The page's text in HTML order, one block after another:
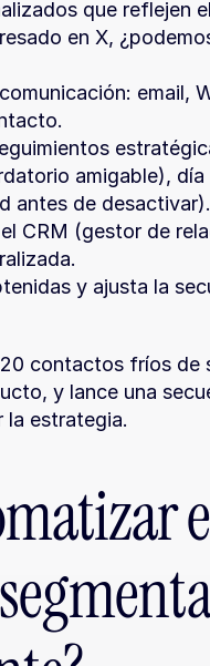
que reflejen
en X,
email,
amigable),
antes de desactivar).
CRM (gestor de
y ajusta la
contactos fríos de
y lance una
la estrategia.